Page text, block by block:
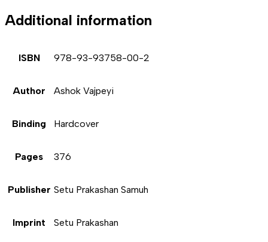
Additional information
ISBN 978-93-93758-00-2
Author Ashok Vajpeyi
Binding Hardcover
Pages 376
Publisher Setu Prakashan Samuh
Imprint Setu Prakashan